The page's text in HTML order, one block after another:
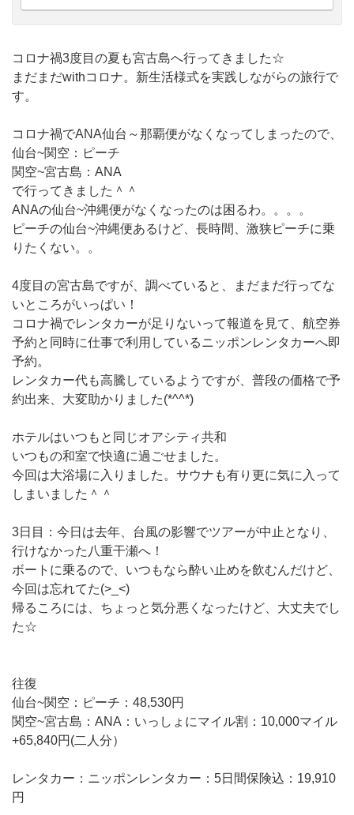
コロナ禍3度目の夏も宮古島へ行ってきました☆
まだまだwithコロナ。新生活様式を実践しながらの旅行で
す。
コロナ禍でANA仙台～那覇便がなくなってしまったので、
仙台~関空：ピーチ
関空~宮古島：ANA
で行ってきました＾＾
ANAの仙台~沖縄便がなくなったのは困るわ。。。。
ピーチの仙台~沖縄便あるけど、長時間、激狭ピーチに乗
りたくない。。
4度目の宮古島ですが、調べていると、まだまだ行ってな
いところがいっぱい！
コロナ禍でレンタカーが足りないって報道を見て、航空券
予約と同時に仕事で利用しているニッポンレンタカーへ即
予約。
レンタカー代も高騰しているようですが、普段の価格で予
約出来、大変助かりました(*^^*)
ホテルはいつもと同じオアシティ共和
いつもの和室で快適に過ごせました。
今回は大浴場に入りました。サウナも有り更に気に入って
しまいました＾＾
3日目：今日は去年、台風の影響でツアーが中止となり、
行けなかった八重干瀬へ！
ボートに乗るので、いつもなら酔い止めを飲むんだけど、
今回は忘れてた(>_<)
帰るころには、ちょっと気分悪くなったけど、大丈夫でし
た☆
往復
仙台~関空：ピーチ：48,530円
関空~宮古島：ANA：いっしょにマイル割：10,000マイル
+65,840円(二人分）
レンタカー：ニッポンレンタカー：5日間保険込：19,910
円